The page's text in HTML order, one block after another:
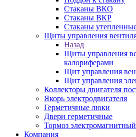
Стаканы ВКО
Стаканы ВКР
Стаканы
Щиты управления
Назад
Щиты управления
калориферами
Щит управления
Щит управления
Коллекторы двигателя
Якорь электродвигателя
Герметичные люки
Двери герметичные
Тормоз электромагнитный
Компания